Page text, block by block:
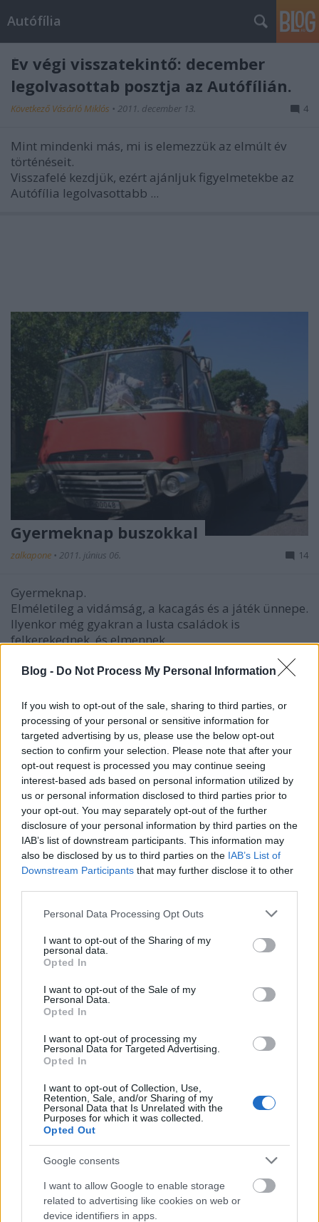
Blog - Do Not Process My Personal Information
If you wish to opt-out of the sale, sharing to third parties, or
processing of your personal or sensitive information for
targeted advertising by us, please use the below opt-out
section to confirm your selection. Please note that after your
opt-out request is processed you may continue seeing
interest-based ads based on personal information utilized by
us or personal information disclosed to third parties prior to
your opt-out. You may separately opt-out of the further
disclosure of your personal information by third parties on the
IAB’s list of downstream participants. This information may
also be disclosed by us to third parties on the IAB’s List of
Downstream Participants that may further disclose it to other
Please note that this website/app uses one or more Google
not limited to your visit or usage behaviour. You may click to
grant or deny consent to Google and its third-party tags to
use your data for below specified purposes in below Google
consent section.
Personal Data Processing Opt Outs
I want to opt-out of the Sharing of my
personal data.
Opted In
I want to opt-out of the Sale of my
Personal Data.
Opted In
I want to opt-out of processing my
Personal Data for Targeted Advertising.
Opted In
I want to opt-out of Collection, Use,
Retention, Sale, and/or Sharing of my
Personal Data that Is Unrelated with the
Purposes for which it was collected.
Opted Out
Google consents
I want to allow Google to enable storage
related to advertising like cookies on web or
device identifiers in apps.
Autófília
Év végi visszatekintő: december
legolvasottab posztja az Autófílián.
Következő Vásárló Miklós • 2011. december 13. 4
Mint mindenki más, mi is elemezzük az elmúlt év
történéseit.
Visszafelé kezdjük, ezért ajánljuk figyelmetekbe az
Autófília legolvasottabb ...
Gyermeknap buszokkal
zalkapone • 2011. június 06. 14
Gyermeknap.
Elméletileg a vidámság, a kacagás és a játék ünnepe.
Ilyenkor még gyakran a lusta családok is
felkerekednek, és elmennek ...
Indul a szezon - programajánló
népautósoknak!
• 2011. május 10.
legféltettebb hobbiautók és veteránok is. Rendes
autóbuzi ilyenkor minden hétvégéjét találkozókon ...
VAN BUSZOD? - Anyák napja helyett
•2011. május 01.
Nem szeretnénk ünneprontóak lenni, de ma van a
napja annak, hogy szóljunk azokról, akiknek ez a nap
is egyszerű hétköznap, vagy talán még rosszabb ...
•2011. április 17.